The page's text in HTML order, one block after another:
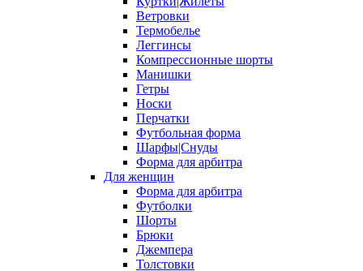
Ветровки
Термобелье
Леггинсы
Компрессионные шорты
Манишки
Гетры
Носки
Перчатки
Футбольная форма
Шарфы|Снуды
Форма для арбитра
Для женщин
Форма для арбитра
Футболки
Шорты
Брюки
Джемпера
Толстовки